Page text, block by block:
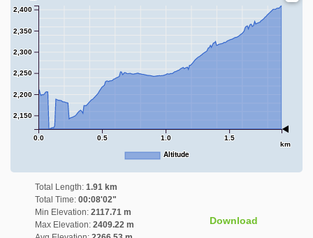
0.0 0.5 1.0 1.5
km
2,150
2,200
2,250
2,300
2,350
2,400
Altitude
Total Length: 1.91 km
Total Time: 00:08'02"
Min Elevation: 2117.71 m
Max Elevation: 2409.22 m
Download